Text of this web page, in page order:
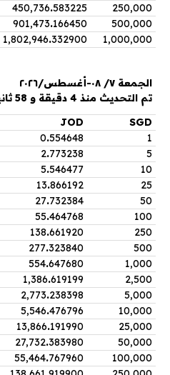
250,000
450,736.583225
500,000
901,473.166450
1,000,000
1,802,946.332900
الجمعة ٧/ ٠٨-أغسطس/٢٠٢٦
تم التحديث منذ 4 دقيقة و 58 ثانية
SGD
JOD
1
0.554648
5
2.773238
10
5.546477
25
13.866192
50
27.732384
100
55.464768
250
138.661920
500
277.323840
1,000
554.647680
2,500
1,386.619199
5,000
2,773.238398
10,000
5,546.476796
25,000
13,866.191990
50,000
27,732.383980
100,000
55,464.767960